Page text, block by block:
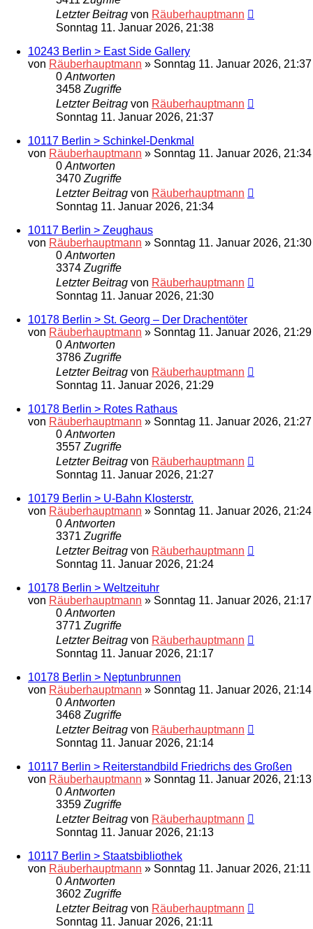
Letzter Beitrag von Räuberhauptmann
Sonntag 11. Januar 2026, 21:38
10243 Berlin > East Side Gallery
von Räuberhauptmann » Sonntag 11. Januar 2026, 21:37
0 Antworten
3458 Zugriffe
Letzter Beitrag von Räuberhauptmann
Sonntag 11. Januar 2026, 21:37
10117 Berlin > Schinkel-Denkmal
von Räuberhauptmann » Sonntag 11. Januar 2026, 21:34
0 Antworten
3470 Zugriffe
Letzter Beitrag von Räuberhauptmann
Sonntag 11. Januar 2026, 21:34
10117 Berlin > Zeughaus
von Räuberhauptmann » Sonntag 11. Januar 2026, 21:30
0 Antworten
3374 Zugriffe
Letzter Beitrag von Räuberhauptmann
Sonntag 11. Januar 2026, 21:30
10178 Berlin > St. Georg – Der Drachentöter
von Räuberhauptmann » Sonntag 11. Januar 2026, 21:29
0 Antworten
3786 Zugriffe
Letzter Beitrag von Räuberhauptmann
Sonntag 11. Januar 2026, 21:29
10178 Berlin > Rotes Rathaus
von Räuberhauptmann » Sonntag 11. Januar 2026, 21:27
0 Antworten
3557 Zugriffe
Letzter Beitrag von Räuberhauptmann
Sonntag 11. Januar 2026, 21:27
10179 Berlin > U-Bahn Klosterstr.
von Räuberhauptmann » Sonntag 11. Januar 2026, 21:24
0 Antworten
3371 Zugriffe
Letzter Beitrag von Räuberhauptmann
Sonntag 11. Januar 2026, 21:24
10178 Berlin > Weltzeituhr
von Räuberhauptmann » Sonntag 11. Januar 2026, 21:17
0 Antworten
3771 Zugriffe
Letzter Beitrag von Räuberhauptmann
Sonntag 11. Januar 2026, 21:17
10178 Berlin > Neptunbrunnen
von Räuberhauptmann » Sonntag 11. Januar 2026, 21:14
0 Antworten
3468 Zugriffe
Letzter Beitrag von Räuberhauptmann
Sonntag 11. Januar 2026, 21:14
10117 Berlin > Reiterstandbild Friedrichs des Großen
von Räuberhauptmann » Sonntag 11. Januar 2026, 21:13
0 Antworten
3359 Zugriffe
Letzter Beitrag von Räuberhauptmann
Sonntag 11. Januar 2026, 21:13
10117 Berlin > Staatsbibliothek
von Räuberhauptmann » Sonntag 11. Januar 2026, 21:11
0 Antworten
3602 Zugriffe
Letzter Beitrag von Räuberhauptmann
Sonntag 11. Januar 2026, 21:11